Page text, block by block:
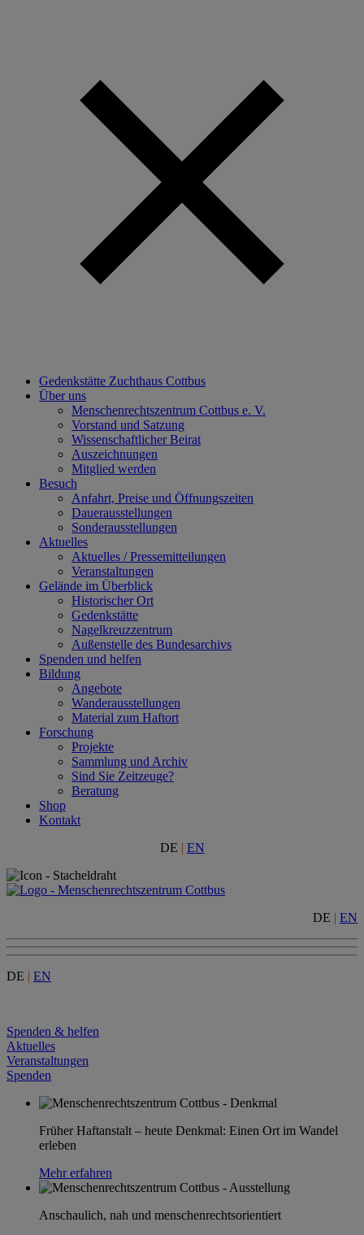
Gedenkstätte Zuchthaus Cottbus
Über uns
Menschenrechtszentrum Cottbus e. V.
Vorstand und Satzung
Wissenschaftlicher Beirat
Auszeichnungen
Mitglied werden
Besuch
Anfahrt, Preise und Öffnungszeiten
Dauerausstellungen
Sonderausstellungen
Aktuelles
Aktuelles / Pressemitteilungen
Veranstaltungen
Gelände im Überblick
Historischer Ort
Gedenkstätte
Nagelkreuzzentrum
Außenstelle des Bundesarchivs
Spenden und helfen
Bildung
Angebote
Wanderausstellungen
Material zum Haftort
Forschung
Projekte
Sammlung und Archiv
Sind Sie Zeitzeuge?
Beratung
Shop
Kontakt
DE | EN
DE | EN
DE | EN
Spenden & helfen
Aktuelles
Veranstaltungen
Spenden
Früher Haftanstalt – heute Denkmal: Einen Ort im Wandel
erleben
Mehr erfahren
Anschaulich, nah und menschenrechtsorientiert